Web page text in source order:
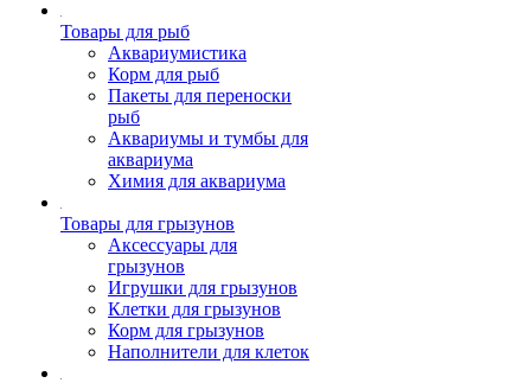
Товары для рыб
Аквариумистика
Корм для рыб
Пакеты для переноски
рыб
Аквариумы и тумбы для
аквариума
Химия для аквариума
Товары для грызунов
Аксессуары для
грызунов
Игрушки для грызунов
Клетки для грызунов
Корм для грызунов
Наполнители для клеток